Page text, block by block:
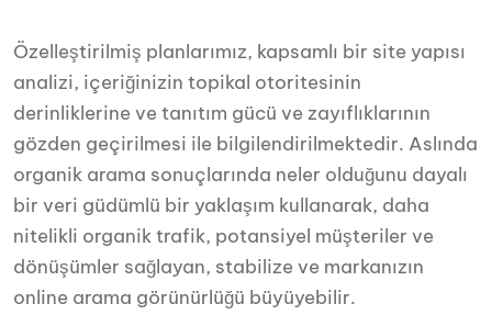
Özelleştirilmiş planlarımız, kapsamlı bir site yapısı
analizi, içeriğinizin topikal otoritesinin
derinliklerine ve tanıtım gücü ve zayıflıklarının
gözden geçirilmesi ile bilgilendirilmektedir. Aslında
organik arama sonuçlarında neler olduğunu dayalı
bir veri güdümlü bir yaklaşım kullanarak, daha
nitelikli organik trafik, potansiyel müşteriler ve
dönüşümler sağlayan, stabilize ve markanızın
online arama görünürlüğü büyüyebilir.